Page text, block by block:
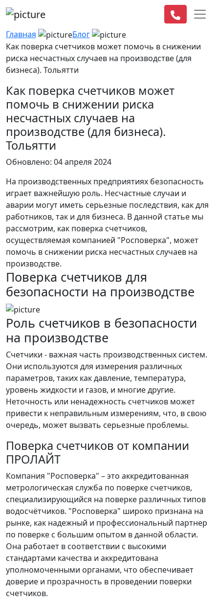
Главная
Блог
Как поверка счетчиков может помочь в снижении
риска несчастных случаев на производстве (для
бизнеса). Тольятти
Как поверка счетчиков может
помочь в снижении риска
несчастных случаев на
производстве (для бизнеса).
Тольятти
Обновлено: 04 апреля 2024
На производственных предприятиях безопасность
играет важнейшую роль. Несчастные случаи и
аварии могут иметь серьезные последствия, как для
работников, так и для бизнеса. В данной статье мы
рассмотрим, как поверка счетчиков,
осуществляемая компанией "Росповерка", может
помочь в снижении риска несчастных случаев на
производстве.
Поверка счетчиков для
безопасности на производстве
Роль счетчиков в безопасности
на производстве
Счетчики - важная часть производственных систем.
Они используются для измерения различных
параметров, таких как давление, температура,
уровень жидкости и газов, и многие другие.
Неточность или ненадежность счетчиков может
привести к неправильным измерениям, что, в свою
очередь, может вызвать серьезные проблемы.
Поверка счетчиков от компании
ПРОЛАЙТ
Компания "Росповерка" – это аккредитованная
метрологическая служба по поверке счетчиков,
специализирующийся на поверке различных типов
водосчётчиков. "Росповерка" широко признана на
рынке, как надежный и профессиональный партнер
по поверке с большим опытом в данной области.
Она работает в соответствии с высокими
стандартами качества и аккредитована
уполномоченными органами, что обеспечивает
доверие и прозрачность в проведении поверки
счетчиков.